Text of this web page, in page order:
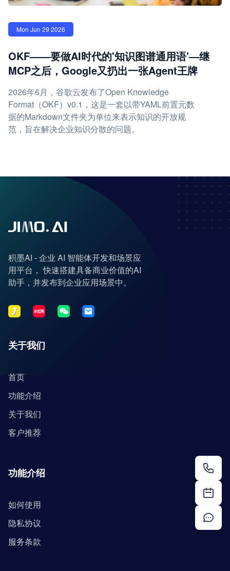
Mon Jun 29 2026
OKF——要做AI时代的'知识图谱通用语'—继
MCP之后，Google又扔出一张Agent王牌
2026年6月，谷歌云发布了Open Knowledge
Format（OKF）v0.1，这是一套以带YAML前置元数
据的Markdown文件夹为单位来表示知识的开放规
范，旨在解决企业知识分散的问题。
积墨AI - 企业 AI 智能体开发和场景应
用平台， 快速搭建具备商业价值的AI
助手，并发布到企业应用场景中。
关于我们
首页
功能介绍
关于我们
客户推荐
功能介绍
如何使用
隐私协议
服务条款